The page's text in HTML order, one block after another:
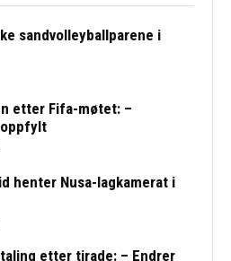
sandvolleyballparene i
etter Fifa-møtet: –
henter Nusa-lagkamerat i
etter tirade: – Endrer